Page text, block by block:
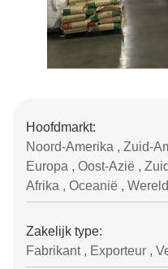
Hoofdmarkt:
Noord-Amerika , Zuid-
Europa , Oost-Azië ,
Afrika , Oceanië ,
Zakelijk type:
Fabrikant , Exporteur ,